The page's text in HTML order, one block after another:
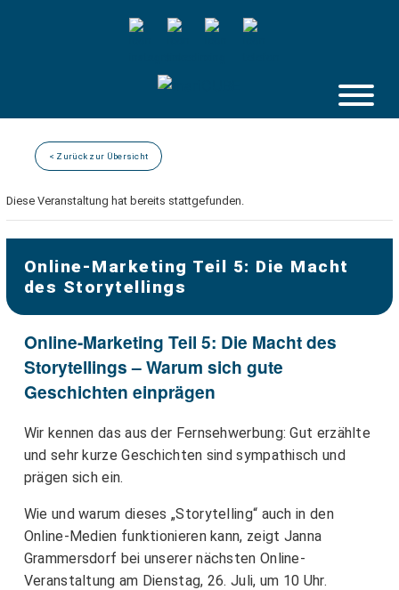
< Zurück zur Übersicht
Diese Veranstaltung hat bereits stattgefunden.
Online-Marketing Teil 5: Die Macht
des Storytellings
Online-Marketing Teil 5: Die Macht des
Storytellings – Warum sich gute
Geschichten einprägen
Wir kennen das aus der Fernsehwerbung: Gut erzählte
und sehr kurze Geschichten sind sympathisch und
prägen sich ein.
Wie und warum dieses „Storytelling“ auch in den
Online-Medien funktionieren kann, zeigt Janna
Grammersdorf bei unserer nächsten Online-
Veranstaltung am Dienstag, 26. Juli, um 10 Uhr.